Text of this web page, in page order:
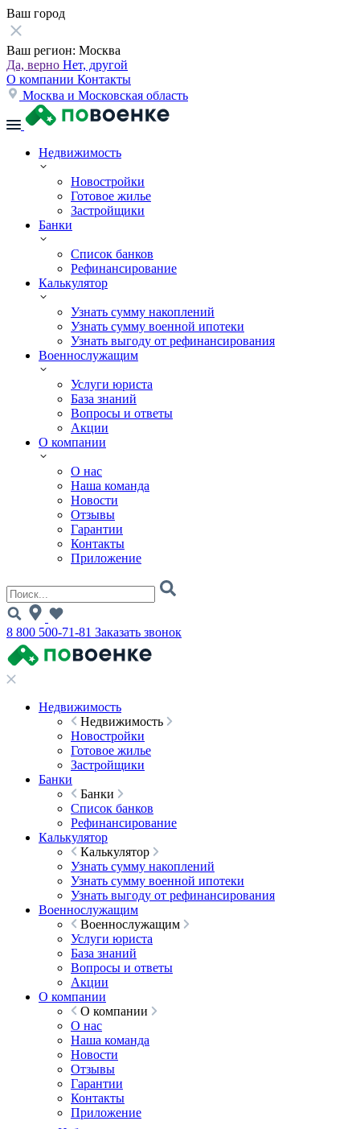
Ваш город
Ваш регион: Москва
Да, верно Нет, другой
О компании Контакты
Москва и Московская область
Недвижимость
Новостройки
Готовое жилье
Застройщики
Банки
Список банков
Рефинансирование
Калькулятор
Узнать сумму накоплений
Узнать сумму военной ипотеки
Узнать выгоду от рефинансирования
Военнослужащим
Услуги юриста
База знаний
Вопросы и ответы
Акции
О компании
О нас
Наша команда
Новости
Отзывы
Гарантии
Контакты
Приложение
8 800 500-71-81 Заказать звонок
Недвижимость
Недвижимость
Новостройки
Готовое жилье
Застройщики
Банки
Банки
Список банков
Рефинансирование
Калькулятор
Калькулятор
Узнать сумму накоплений
Узнать сумму военной ипотеки
Узнать выгоду от рефинансирования
Военнослужащим
Военнослужащим
Услуги юриста
База знаний
Вопросы и ответы
Акции
О компании
О компании
О нас
Наша команда
Новости
Отзывы
Гарантии
Контакты
Приложение